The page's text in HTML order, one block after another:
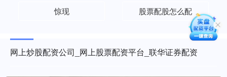
惊现 股票配股怎么配
网上炒股配资公司_网上股票配资平台_联华证券配资